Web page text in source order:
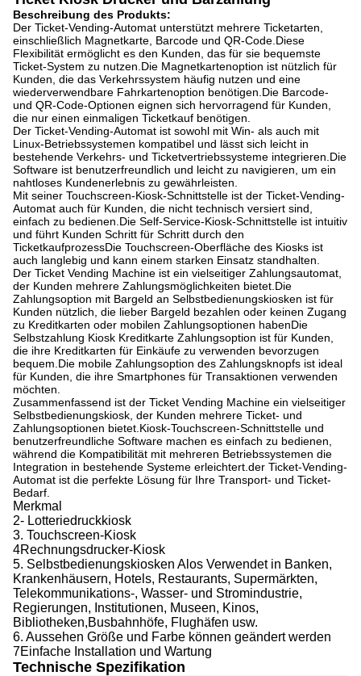
Beschreibung des Produkts:
Der Ticket-Vending-Automat unterstützt mehrere Ticketarten,
einschließlich Magnetkarte, Barcode und QR-Code.Diese
Flexibilität ermöglicht es den Kunden, das für sie bequemste
Ticket-System zu nutzen.Die Magnetkartenoption ist nützlich für
Kunden, die das Verkehrssystem häufig nutzen und eine
wiederverwendbare Fahrkartenoption benötigen.Die Barcode-
und QR-Code-Optionen eignen sich hervorragend für Kunden,
die nur einen einmaligen Ticketkauf benötigen.
Der Ticket-Vending-Automat ist sowohl mit Win- als auch mit
Linux-Betriebssystemen kompatibel und lässt sich leicht in
bestehende Verkehrs- und Ticketvertriebssysteme integrieren.Die
Software ist benutzerfreundlich und leicht zu navigieren, um ein
nahtloses Kundenerlebnis zu gewährleisten.
Mit seiner Touchscreen-Kiosk-Schnittstelle ist der Ticket-Vending-
Automat auch für Kunden, die nicht technisch versiert sind,
einfach zu bedienen.Die Self-Service-Kiosk-Schnittstelle ist intuitiv
und führt Kunden Schritt für Schritt durch den
TicketkaufprozessDie Touchscreen-Oberfläche des Kiosks ist
auch langlebig und kann einem starken Einsatz standhalten.
Der Ticket Vending Machine ist ein vielseitiger Zahlungsautomat,
der Kunden mehrere Zahlungsmöglichkeiten bietet.Die
Zahlungsoption mit Bargeld an Selbstbedienungskiosken ist für
Kunden nützlich, die lieber Bargeld bezahlen oder keinen Zugang
zu Kreditkarten oder mobilen Zahlungsoptionen habenDie
Selbstzahlung Kiosk Kreditkarte Zahlungsoption ist für Kunden,
die ihre Kreditkarten für Einkäufe zu verwenden bevorzugen
bequem.Die mobile Zahlungsoption des Zahlungsknopfs ist ideal
für Kunden, die ihre Smartphones für Transaktionen verwenden
möchten.
Zusammenfassend ist der Ticket Vending Machine ein vielseitiger
Selbstbedienungskiosk, der Kunden mehrere Ticket- und
Zahlungsoptionen bietet.Kiosk-Touchscreen-Schnittstelle und
benutzerfreundliche Software machen es einfach zu bedienen,
während die Kompatibilität mit mehreren Betriebssystemen die
Integration in bestehende Systeme erleichtert.der Ticket-Vending-
Automat ist die perfekte Lösung für Ihre Transport- und Ticket-
Bedarf.
Merkmal
2- Lotteriedruckkiosk
3. Touchscreen-Kiosk
4Rechnungsdrucker-Kiosk
5. Selbstbedienungskiosken Alos Verwendet in Banken,
Krankenhäusern, Hotels, Restaurants, Supermärkten,
Telekommunikations-, Wasser- und Stromindustrie,
Regierungen, Institutionen, Museen, Kinos,
Bibliotheken,Busbahnhöfe, Flughäfen usw.
6. Aussehen Größe und Farbe können geändert werden
7Einfache Installation und Wartung
Technische Spezifikation